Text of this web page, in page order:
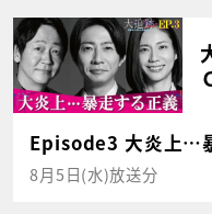
Episode3 大炎上…
8月5日(水)放送分